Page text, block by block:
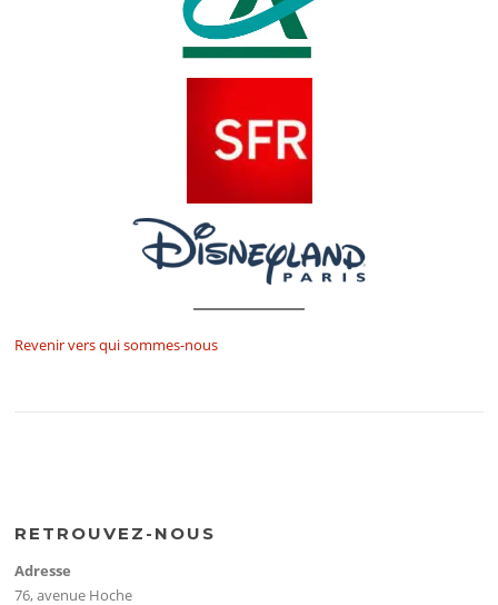
Revenir vers qui sommes-nous
RETROUVEZ-NOUS
Adresse
76, avenue Hoche